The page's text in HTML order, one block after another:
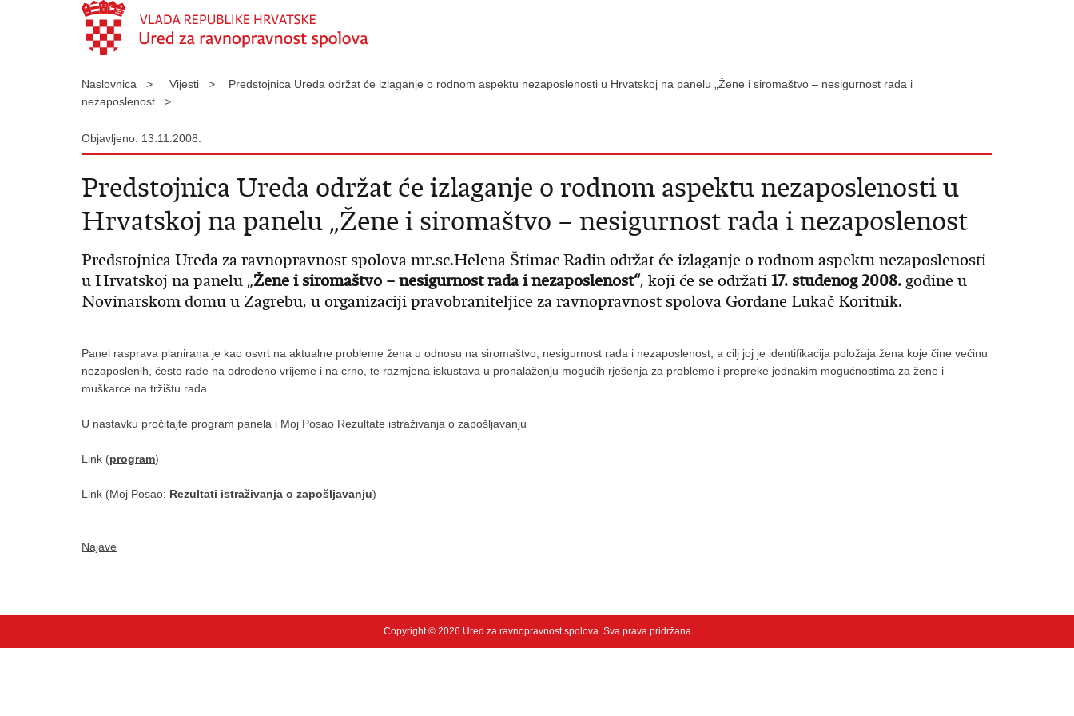
Naslovnica > Vijesti >
Predstojnica Ureda održat će izlaganje o rodnom aspektu nezaposlenosti u Hrvatskoj na panelu „Žene i siromaštvo – nesigurnost rada i
nezaposlenost >
Objavljeno: 13.11.2008.
Predstojnica Ureda održat će izlaganje o rodnom aspektu nezaposlenosti u
Hrvatskoj na panelu „Žene i siromaštvo – nesigurnost rada i nezaposlenost
Predstojnica Ureda za ravnopravnost spolova mr.sc.Helena Štimac Radin održat će izlaganje o rodnom aspektu nezaposlenosti
u Hrvatskoj na panelu „Žene i siromaštvo – nesigurnost rada i nezaposlenost“, koji će se održati 17. studenog 2008. godine u
Novinarskom domu u Zagrebu, u organizaciji pravobraniteljice za ravnopravnost spolova Gordane Lukač Koritnik.
Panel rasprava planirana je kao osvrt na aktualne probleme žena u odnosu na siromaštvo, nesigurnost rada i nezaposlenost, a cilj joj je identifikacija položaja žena koje čine većinu
nezaposlenih, često rade na određeno vrijeme i na crno, te razmjena iskustava u pronalaženju mogućih rješenja za probleme i prepreke jednakim mogućnostima za žene i
muškarce na tržištu rada.
U nastavku pročitajte program panela i Moj Posao Rezultate istraživanja o zapošljavanju
Link (program)
Link (Moj Posao: Rezultati istraživanja o zapošljavanju)
Najave
Copyright © 2026 Ured za ravnopravnost spolova. Sva prava pridržana